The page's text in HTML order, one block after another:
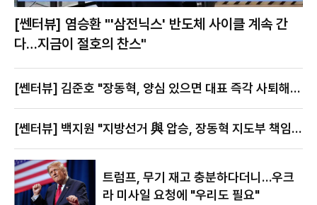
[쎈터뷰] 염승환 "'삼전닉스' 반도체 사이클 계속 간
다…지금이 절호의 찬스"
[쎈터뷰] 김준호 "장동혁, 양심 있으면 대표 즉각 사퇴해
야"
[쎈터뷰] 백지원 "지방선거 與 압승, 장동혁 지도부 책임
있어"
트럼프, 무기 재고 충분하다더니…우크
라 미사일 요청에 "우리도 필요"